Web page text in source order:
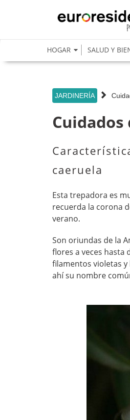
HOGAR SALUD Y
JARDINERÍA
Cuidados
caeruela
Esta trepadora es
recuerda la corona
verano.
Son oriundas de la
flores a veces hasta
filamentos violetas
ahí su nombre